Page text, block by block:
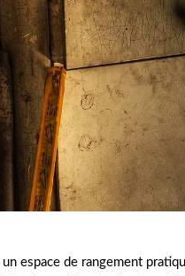
un espace de rangement